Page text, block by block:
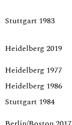
Stuttgart 1983
Heidelberg 2019
Heidelberg 1977
Heidelberg 1986
Stuttgart 1984